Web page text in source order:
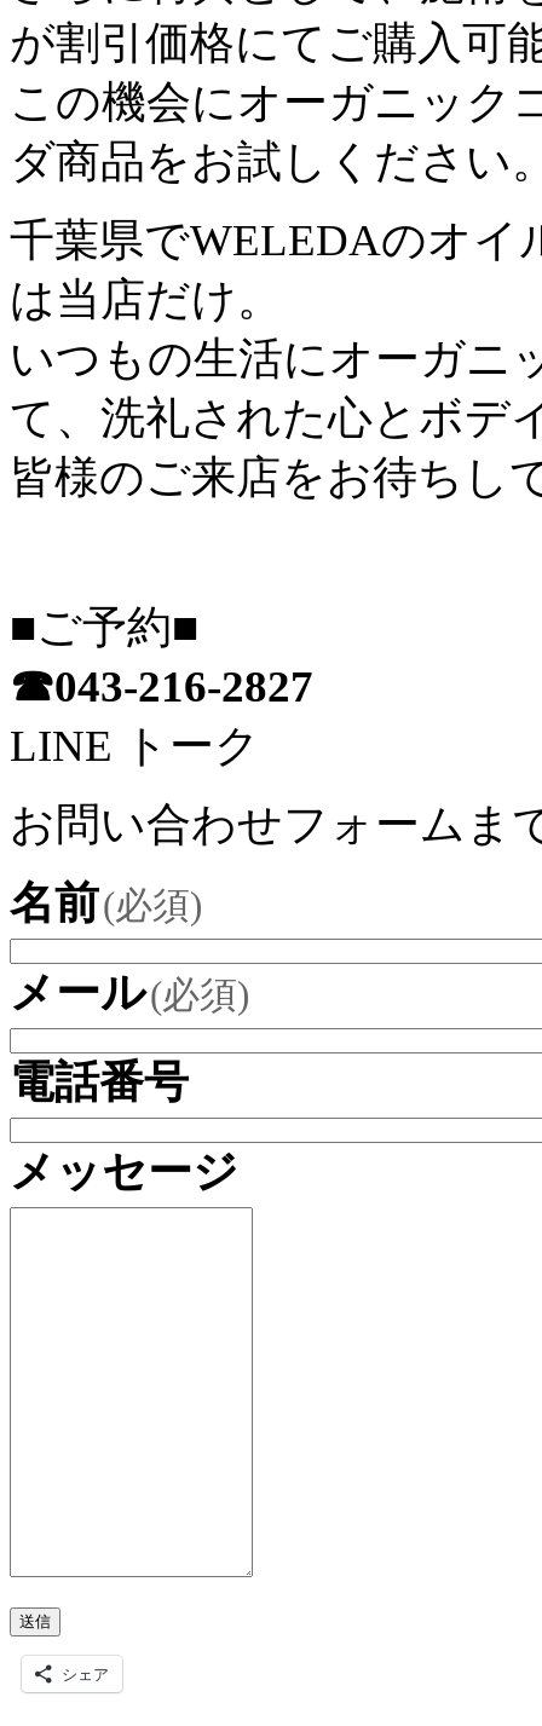
が割引価格にてご購入可
この機会にオーガニック
ダ商品をお試しください
千葉県でWELEDAのオイ
は当店だけ。
いつもの生活にオーガニ
て、洗礼された心とボデ
皆様のご来店をお待ちし
■ご予約■
☎043-216-2827
LINE トーク
お問い合わせフォームま
名前(必須)
メール(必須)
電話番号
メッセージ
送信
シェア